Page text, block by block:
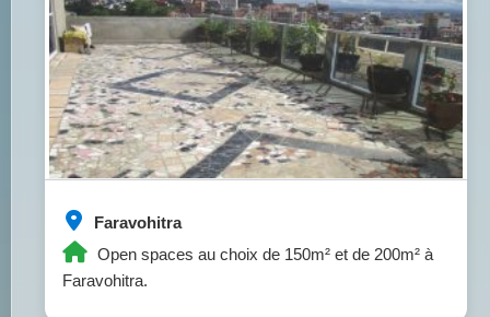
Faravohitra
Open spaces au choix de 150m² et de 200m² à
Faravohitra.